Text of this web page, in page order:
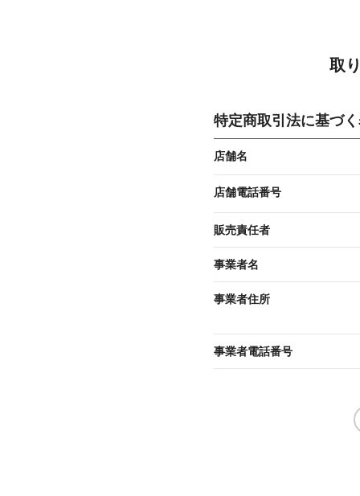
取
特定商取引法に基づ
店舗名
店舗電話番号
販売責任者
事業者名
事業者住所
事業者電話番号